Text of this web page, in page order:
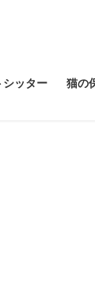
シッター 猫の